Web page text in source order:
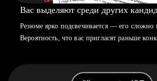
Вас выделяют среди других
Резюме ярко подсвечивается — его сложно
Вероятность, что вас пригласят раньше